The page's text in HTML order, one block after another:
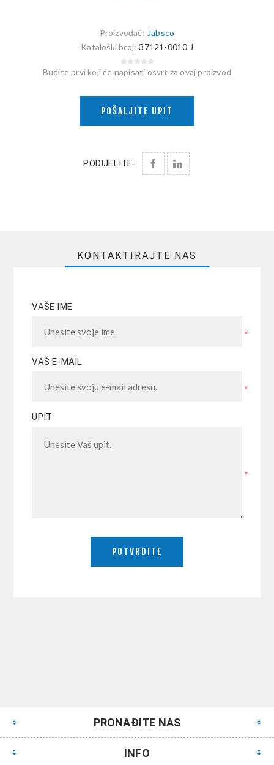
Proizvođač: Jabsco
Kataloški broj: 37121-0010 J
Budite prvi koji će napisati osvrt za ovaj proizvod
POŠALJITE UPIT
PODIJELITE:
KONTAKTIRAJTE NAS
VAŠE IME
*
VAŠ E-MAIL
*
UPIT
*
PRONAĐITE NAS
INFO